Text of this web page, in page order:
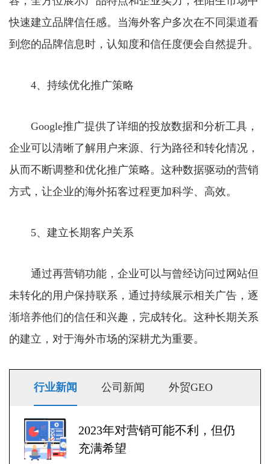
快速建立品牌信任感。当海外客户多次在不同渠道看
到您的品牌信息时，认知度和信任度便会自然提升。
4、持续优化推广策略
Google推广提供了详细的投放数据和分析工具，
企业可以清晰了解用户来源、行为路径和转化情况，
从而不断调整和优化推广策略。这种数据驱动的营销
方式，让企业的海外拓客过程更加科学、高效。
5、建立长期客户关系
通过再营销功能，企业可以与曾经访问过网站但
未转化的用户保持联系，通过持续展示相关广告，逐
渐培养他们的信任和兴趣，完成转化。这种长期关系
的建立，对于海外市场的深耕尤为重要。
行业新闻 公司新闻 外贸GEO
2023年对营销可能不利，但仍
充满希望